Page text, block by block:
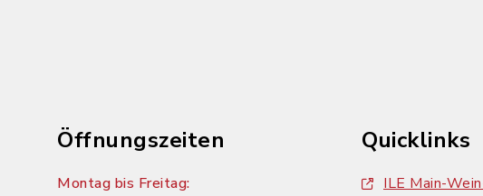
Öffnungszeiten
Montag bis Freitag:
Quicklinks
ILE Main-